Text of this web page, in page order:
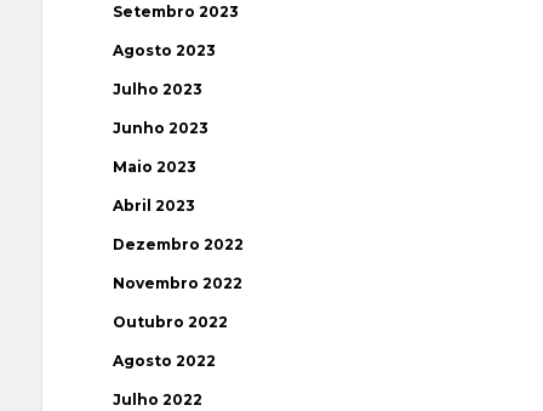
Setembro 2023
Agosto 2023
Julho 2023
Junho 2023
Maio 2023
Abril 2023
Dezembro 2022
Novembro 2022
Outubro 2022
Agosto 2022
Julho 2022